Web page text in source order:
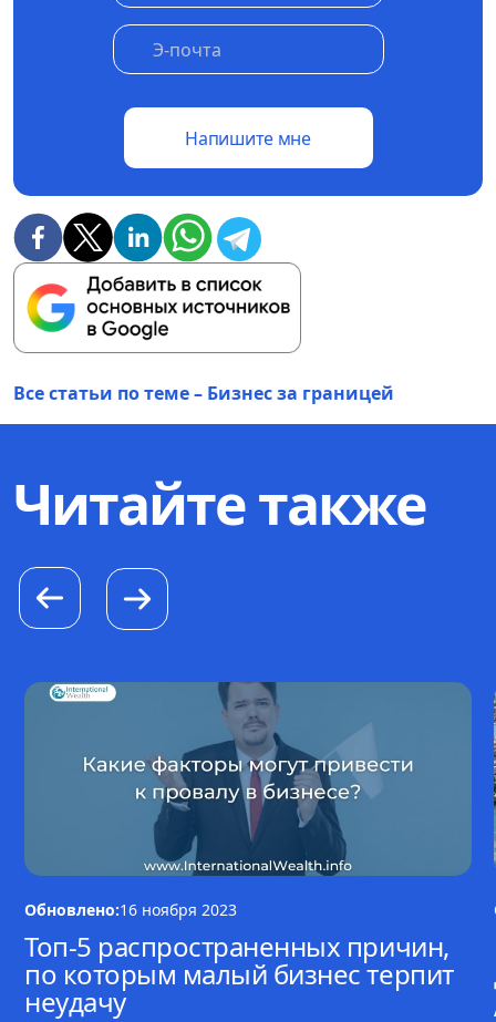
Напишите мне
Все статьи по теме – Бизнес за границей
Читайте также
Обновлено:16 ноября 2023
Топ-5 распространенных причин,
по которым малый бизнес терпит
неудачу